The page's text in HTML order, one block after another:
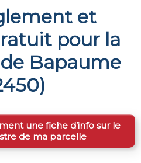
et
pour la
Bapaume
)
une fiche d’info sur le
de ma parcelle